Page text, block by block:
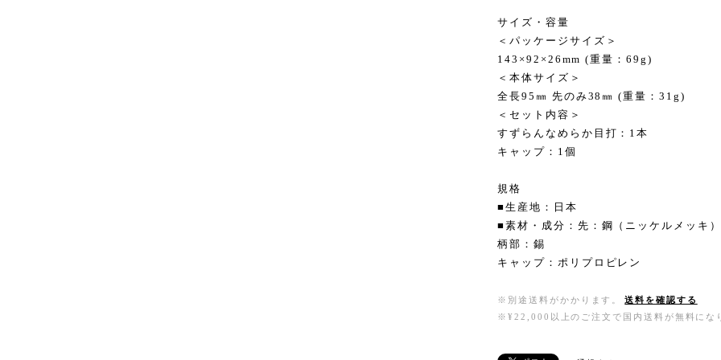
サイズ・容量
＜パッケージサイズ＞
143×92×26mm (重量：69g)
＜本体サイズ＞
全長95㎜ 先のみ38㎜ (重量：31g)
＜セット内容＞
すずらんなめらか目打：1本
キャップ：1個
規格
■生産地：日本
■素材・成分：先：鋼（ニッケルメッキ）
柄部：錫
キャップ：ポリプロピレン
※別途送料がかかります。
送料を確認する
※¥22,000以上のご注文で国内送料が無料にな